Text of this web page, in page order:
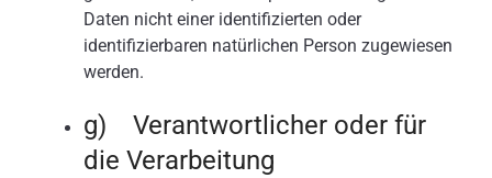
Daten nicht einer identifizierten oder
identifizierbaren natürlichen Person zugewiesen
werden.
g) Verantwortlicher oder für
die Verarbeitung